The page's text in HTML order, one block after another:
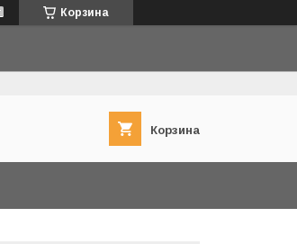
Корзина
Корзина